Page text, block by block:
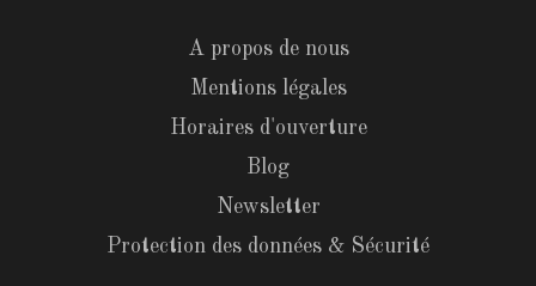
A propos de nous
Mentions légales
Horaires d'ouverture
Blog
Newsletter
Protection des données & Sécurité